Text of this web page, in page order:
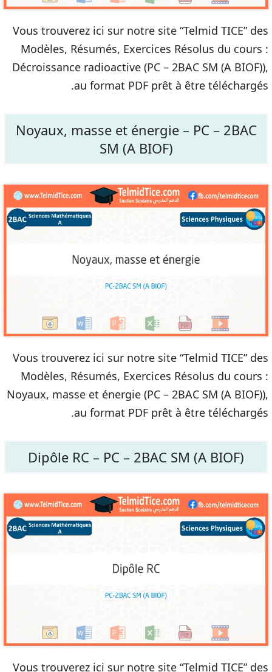
Vous trouverez ici sur notre site “Telmid TICE” des
Modèles, Résumés, Exercices Résolus du cours :
Décroissance radioactive (PC – 2BAC SM (A BIOF)),
au format PDF prêt à être téléchargés.
Noyaux, masse et énergie – PC – 2BAC
SM (A BIOF)
Vous trouverez ici sur notre site “Telmid TICE” des
Modèles, Résumés, Exercices Résolus du cours :
Noyaux, masse et énergie (PC – 2BAC SM (A BIOF)),
au format PDF prêt à être téléchargés.
Dipôle RC – PC – 2BAC SM (A BIOF)
Vous trouverez ici sur notre site “Telmid TICE” des